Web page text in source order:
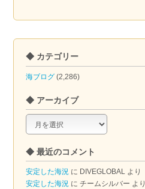
◆ カテゴリー
海ブログ (2,286)
◆ アーカイブ
◆
ア
カ
イ
ブ
◆ 最近のコメント
安定した海況 に DIVEGLOBAL より
安定した海況 にチームシルバー より